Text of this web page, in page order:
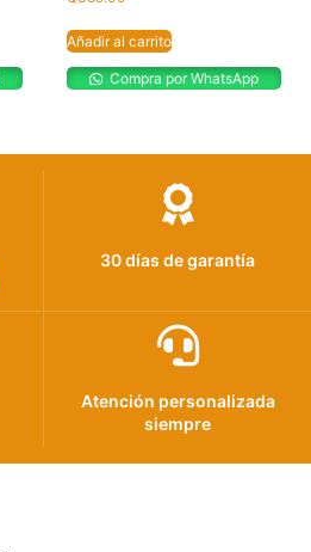
Añadir al carrito
Compra por WhatsApp
30 días de garantía
Atención personalizada
siempre